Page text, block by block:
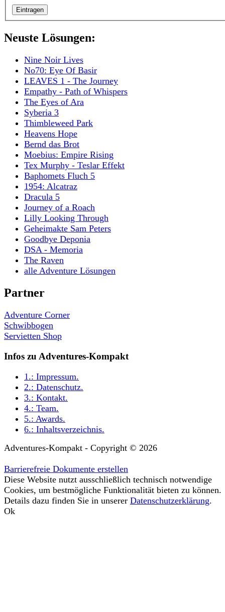
Neuste Lösungen:
Nine Noir Lives
No70: Eye Of Basir
LEAVES 1 - The Journey
Empathy - Path of Whispers
The Eyes of Ara
Syberia 3
Thimbleweed Park
Heavens Hope
Bernd das Brot
Moebius: Empire Rising
Tex Murphy - Teslar Effekt
Baphomets Fluch 5
1954: Alcatraz
Dracula 5
Journey of a Roach
Lilly Looking Through
Geheimakte Sam Peters
Goodbye Deponia
DSA - Memoria
The Raven
alle Adventure Lösungen
Partner
Adventure Corner
Schwibbogen
Servietten Shop
Infos zu Adventures-Kompakt
1.: Impressum.
2.: Datenschutz.
3.: Kontakt.
4.: Team.
5.: Awards.
6.: Inhaltsverzeichnis.
Adventures-Kompakt - Copyright © 2026
Barrierefreie Dokumente erstellen
Diese Website nutzt ausschließlich technisch notwendige
Cookies, um bestmögliche Funktionalität bieten zu können.
Details dazu finden Sie in unserer Datenschutzerklärung.
Ok